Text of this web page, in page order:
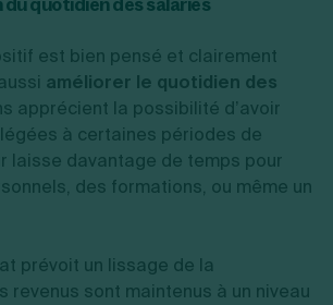
du quotidien des salariés
est bien pensé et clairement
améliorer le quotidien des
apprécient la possibilité d’avoir
à certaines périodes de
laisse davantage de temps pour
des formations, ou même un
prévoit un lissage de la
revenus sont maintenus à un niveau